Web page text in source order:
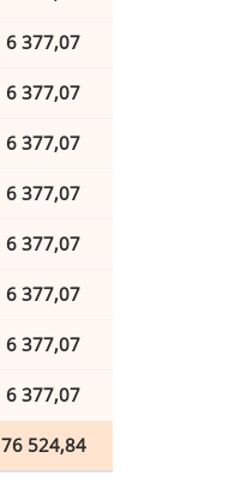
6 377,07
6 377,07
6 377,07
6 377,07
6 377,07
6 377,07
6 377,07
6 377,07
76 524,84